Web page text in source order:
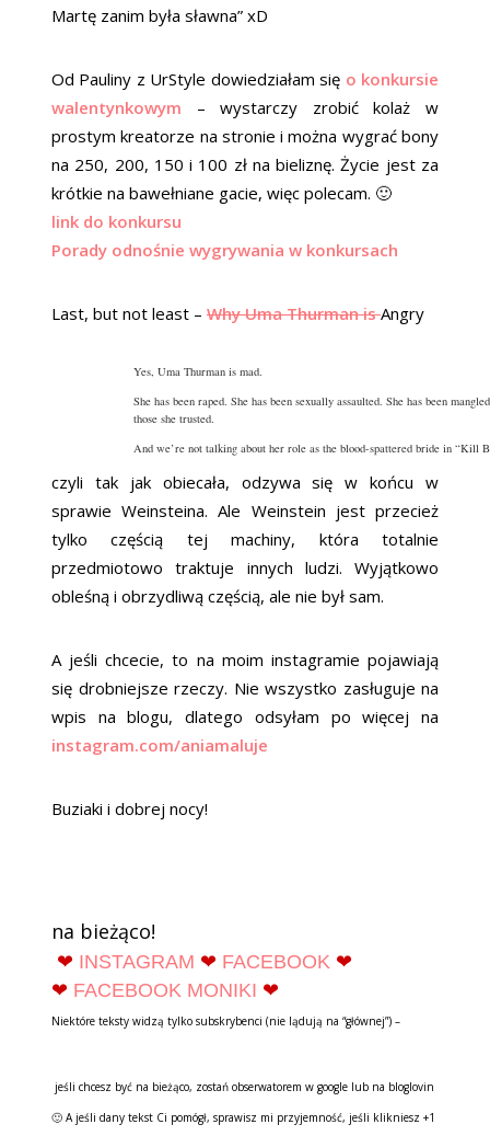
Martę zanim była sławna” xD
Od Pauliny z UrStyle dowiedziałam się o konkursie
walentynkowym – wystarczy zrobić kolaż w
prostym kreatorze na stronie i można wygrać bony
na 250, 200, 150 i 100 zł na bieliznę. Życie jest za
krótkie na bawełniane gacie, więc polecam. 🙂
link do konkursu
Porady odnośnie wygrywania w konkursach
Last, but not least – Why Uma Thurman isAngry
Yes, Uma Thurman is mad.
She has been raped. She has been sexually assaulted. She has been
those she trusted.
And we’re not talking about her role as the blood-spattered bride in “Kill
czyli tak jak obiecała, odzywa się w końcu w
sprawie Weinsteina. Ale Weinstein jest przecież
tylko częścią tej machiny, która totalnie
przedmiotowo traktuje innych ludzi. Wyjątkowo
obleśną i obrzydliwą częścią, ale nie był sam.
A jeśli chcecie, to na moim instagramie pojawiają
się drobniejsze rzeczy. Nie wszystko zasługuje na
wpis na blogu, dlatego odsyłam po więcej na
instagram.com/aniamaluje
Buziaki i dobrej nocy!
na bieżąco!
❤ INSTAGRAM ❤ FACEBOOK ❤
❤ FACEBOOK MONIKI ❤
Niektóre teksty widzą tylko subskrybenci (nie lądują na “głównej”) –
jeśli chcesz być na bieżąco, zostań obserwatorem w google lub na bloglovin
🙂 A jeśli dany tekst Ci pomógł, sprawisz mi przyjemność, jeśli klikniesz +1